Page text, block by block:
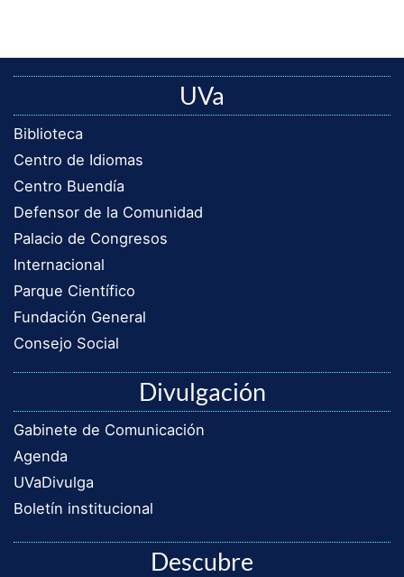
UVa
Biblioteca
Centro de Idiomas
Centro Buendía
Defensor de la Comunidad
Palacio de Congresos
Internacional
Parque Científico
Fundación General
Consejo Social
Divulgación
Gabinete de Comunicación
Agenda
UVaDivulga
Boletín institucional
Descubre